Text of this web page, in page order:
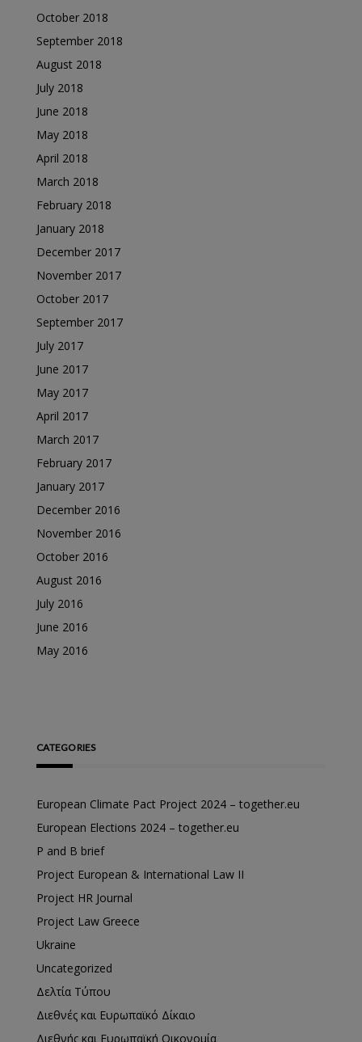
October 2018
September 2018
August 2018
July 2018
June 2018
May 2018
April 2018
March 2018
February 2018
January 2018
December 2017
November 2017
October 2017
September 2017
July 2017
June 2017
May 2017
April 2017
March 2017
February 2017
January 2017
December 2016
November 2016
October 2016
August 2016
July 2016
June 2016
May 2016
CATEGORIES
European Climate Pact Project 2024 – together.eu
European Elections 2024 – together.eu
P and B brief
Project European & International Law II
Project HR Journal
Project Law Greece
Ukraine
Uncategorized
Δελτία Τύπου
Διεθνές και Ευρωπαϊκό Δίκαιο
Διεθνής και Ευρωπαϊκή Οικονομία